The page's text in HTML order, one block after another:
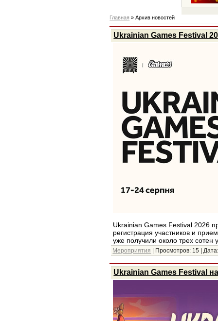
Главная »Архив новостей
Ukrainian Games Festival
Ukrainian Games Festival 2026
регистрация участников и
уже получили около трех сотен
Мероприятия | Просмотров: 15 |
Ukrainian Games Festival